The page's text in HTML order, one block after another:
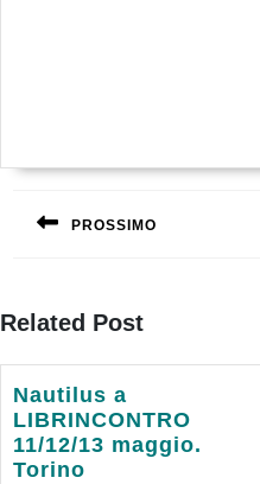
Navigazione
articoli
PROSSIMO
Related Post
Nautilus a
LIBRINCONTRO
11/12/13 maggio.
Torino
Nautilus
a
LIBRINCONTRO
11/12/13